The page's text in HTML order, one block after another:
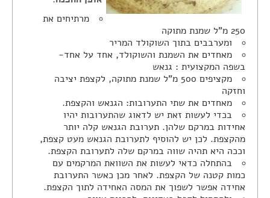
מרתיחים את
250 מ"ל שמנת מתוקה
ומערבבים בתוך השוקולד המריר
מאחדים את השמנת והשוקולד, אחד על אחד-
בשפה המקצועית : גנאש
מקציפים 500 מ"ל שמנת מתוקה, לקצפת יציבה
וחזקה
מאחדים את שתי התערובות: הגנאש והקצפת.
בכדי לעשות זאת יש לדאוג שהתערובות יהיו
אחידות במרקם שלהן. תערובת הגנאש קלה יותר
מהקצפת. לכן יש להוסיף לתערובת הגנאש מעט קצפת,
וככה היא תהיה שווה במרקם שלה לתערובת הקצפת.
בהתחלה כדאי לעשות את השוואת המרקמים עם
כמות קטנה של הקצפת. לאחר מכן כאשר התערובת
אחידה אפשר לשפוך את המסה האחידה לתוך הקצפת.